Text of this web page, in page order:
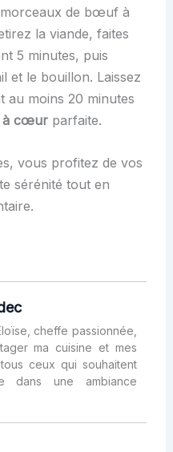
morceaux de bœuf à
la viande, faites
5 minutes, puis
et le bouillon. Laissez
au moins 20 minutes
à cœurparfaite.
vous profitez de vos
sérénité tout en
cheffe passionnée,
ma cuisine et mes
ceux qui souhaitent
dans une ambiance